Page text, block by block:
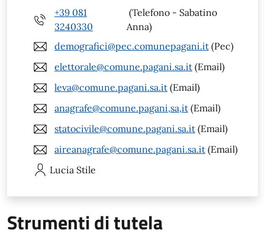
+39 081
3240330
(Telefono - Sabatino
Anna)
demografici@pec.comunepagani.it (Pec)
elettorale@comune.pagani.sa.it (Email)
leva@comune.pagani.sa.it (Email)
anagrafe@comune.pagani,sa,it (Email)
statocivile@comune.pagani.sa.it (Email)
aireanagrafe@comune.pagani.sa.it (Email)
Lucia Stile
Strumenti di tutela